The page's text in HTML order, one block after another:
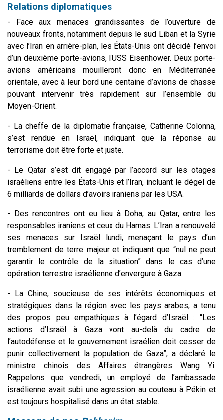
Relations diplomatiques
- Face aux menaces grandissantes de l’ouverture de
nouveaux fronts, notamment depuis le sud Liban et la Syrie
avec l’Iran en arrière-plan, les États-Unis ont décidé l’envoi
d’un deuxième porte-avions, l’USS Eisenhower. Deux porte-
avions américains mouilleront donc en Méditerranée
orientale, avec à leur bord une centaine d’avions de chasse
pouvant intervenir très rapidement sur l’ensemble du
Moyen-Orient.
- La cheffe de la diplomatie française, Catherine Colonna,
s’est rendue en Israël, indiquant que la réponse au
terrorisme doit être forte et juste.
- Le Qatar s’est dit engagé par l’accord sur les otages
israéliens entre les États-Unis et l’Iran, incluant le dégel de
6 milliards de dollars d’avoirs iraniens par les USA.
- Des rencontres ont eu lieu à Doha, au Qatar, entre les
responsables iraniens et ceux du Hamas. L’Iran a renouvelé
ses menaces sur Israël lundi, menaçant le pays d’un
tremblement de terre majeur et indiquant que “nul ne peut
garantir le contrôle de la situation” dans le cas d’une
opération terrestre israélienne d’envergure à Gaza.
- La Chine, soucieuse de ses intérêts économiques et
stratégiques dans la région avec les pays arabes, a tenu
des propos peu empathiques à l’égard d’Israël : “Les
actions d’Israël à Gaza vont au-delà du cadre de
l’autodéfense et le gouvernement israélien doit cesser de
punir collectivement la population de Gaza”, a déclaré le
ministre chinois des Affaires étrangères Wang Yi.
Rappelons que vendredi, un employé de l’ambassade
israélienne avait subi une agression au couteau à Pékin et
est toujours hospitalisé dans un état stable.